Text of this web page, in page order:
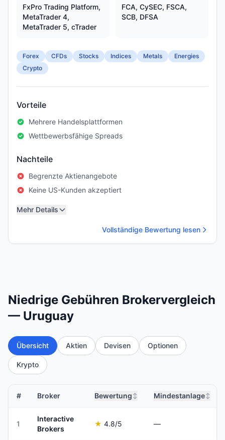
FxPro Trading Platform,
MetaTrader 4,
MetaTrader 5, cTrader
FCA, CySEC, FSCA,
SCB, DFSA
Forex CFDs Stocks Indices Metals
Energies
Crypto
Vorteile
Mehrere Handelsplattformen
Wettbewerbsfähige Spreads
Nachteile
Begrenzte Aktienangebote
Keine US-Kunden akzeptiert
Mehr Details
Vollständige Bewertung lesen
Niedrige Gebühren Brokervergleich
— Uruguay
Übersicht Aktien Devisen Optionen
Krypto
# Broker Bewertung ↕ Mindestanlage↕
1
Interactive
Brokers
★ 4.8/5 —